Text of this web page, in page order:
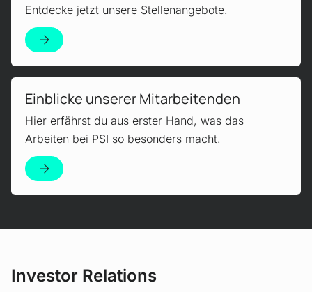
Entdecke jetzt unsere Stellenangebote.
Einblicke unserer Mitarbeitenden
Hier erfährst du aus erster Hand, was das
Arbeiten bei PSI so besonders macht.
Investor Relations